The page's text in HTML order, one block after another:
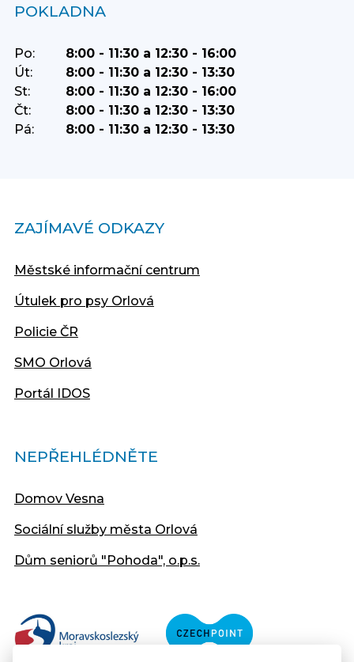
POKLADNA
Po:
8:00 - 11:30 a 12:30 - 16:00
Út:
8:00 - 11:30 a 12:30 - 13:30
St:
8:00 - 11:30 a 12:30 - 16:00
Čt:
8:00 - 11:30 a 12:30 - 13:30
Pá:
8:00 - 11:30 a 12:30 - 13:30
ZAJÍMAVÉ ODKAZY
Městské informační centrum
Útulek pro psy Orlová
Policie ČR
SMO Orlová
Portál IDOS
NEPŘEHLÉDNĚTE
Domov Vesna
Sociální služby města Orlová
Dům seniorů "Pohoda", o.p.s.